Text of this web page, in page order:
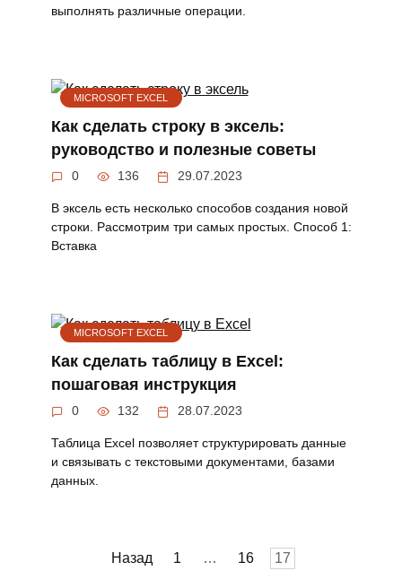
выполнять различные операции.
MICROSOFT EXCEL
Как сделать строку в эксель:
руководство и полезные советы
0 136 29.07.2023
В эксель есть несколько способов создания новой
строки. Рассмотрим три самых простых. Способ 1:
Вставка
MICROSOFT EXCEL
Как сделать таблицу в Excel:
пошаговая инструкция
0 132 28.07.2023
Таблица Excel позволяет структурировать данные
и связывать с текстовыми документами, базами
данных.
Назад 1 … 16 17